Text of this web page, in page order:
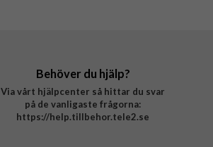
Behöver du hjälp?
Via vårt hjälpcenter så hittar du svar
på de vanligaste frågorna:
https://help.tillbehor.tele2.se